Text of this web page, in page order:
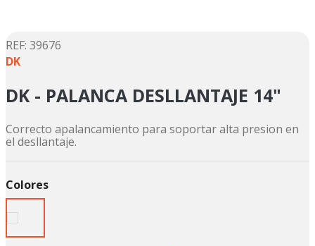
: 39676
DK
DK - PALANCA DESLLANTAJE 14"
Correcto apalancamiento para soportar alta presion en
el desllantaje.
Colores